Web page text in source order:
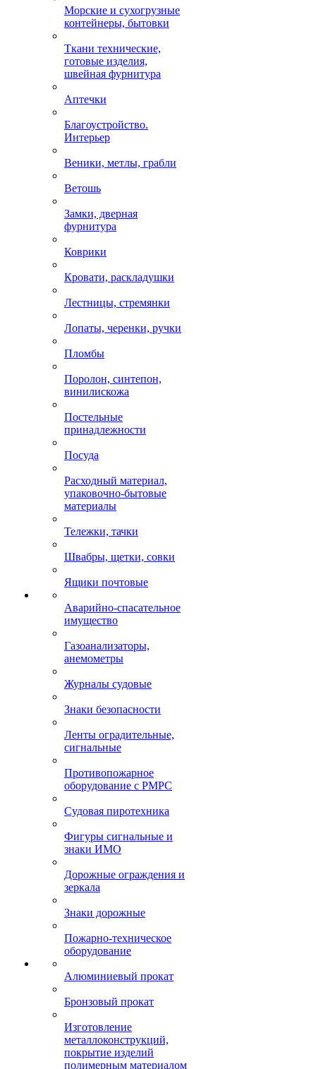
Морские и сухогрузные
контейнеры, бытовки
Ткани технические,
готовые изделия,
швейная фурнитура
Аптечки
Благоустройство.
Интерьер
Веники, метлы, грабли
Ветошь
Замки, дверная
фурнитура
Коврики
Кровати, раскладушки
Лестницы, стремянки
Лопаты, черенки, ручки
Пломбы
Поролон, синтепон,
винилискожа
Постельные
принадлежности
Посуда
Расходный материал,
упаковочно-бытовые
материалы
Тележки, тачки
Швабры, щетки, совки
Ящики почтовые
Аварийно-спасательное
имущество
Газоанализаторы,
анемометры
Журналы судовые
Знаки безопасности
Ленты оградительные,
сигнальные
Противопожарное
оборудование с РМРС
Судовая пиротехника
Фигуры сигнальные и
знаки ИМО
Дорожные ограждения и
зеркала
Знаки дорожные
Пожарно-техническое
оборудование
Алюминиевый прокат
Бронзовый прокат
Изготовление
металлоконструкций,
покрытие изделий
полимерным материалом